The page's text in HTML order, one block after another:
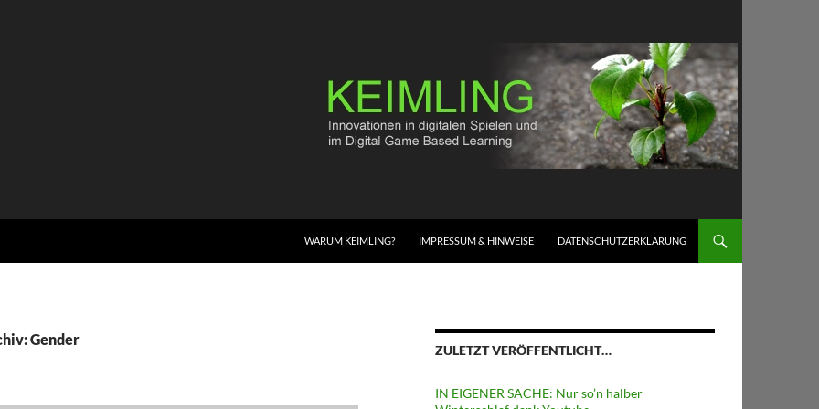
WARUM KEIMLING? IMPRESSUM & HINWEISE DATENSCHUTZERKLÄRUNG
Gender
ZULETZT VERÖFFENTLICHT…
IN EIGENER SACHE: Nur so’n halber